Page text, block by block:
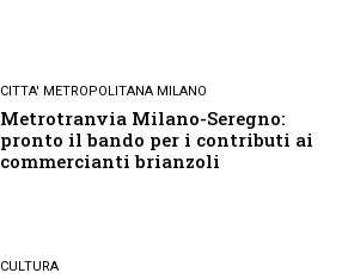
CITTA' METROPOLITANA MILANO
Metrotranvia Milano-Seregno:
pronto il bando per i contributi ai
commercianti brianzoli
CULTURA